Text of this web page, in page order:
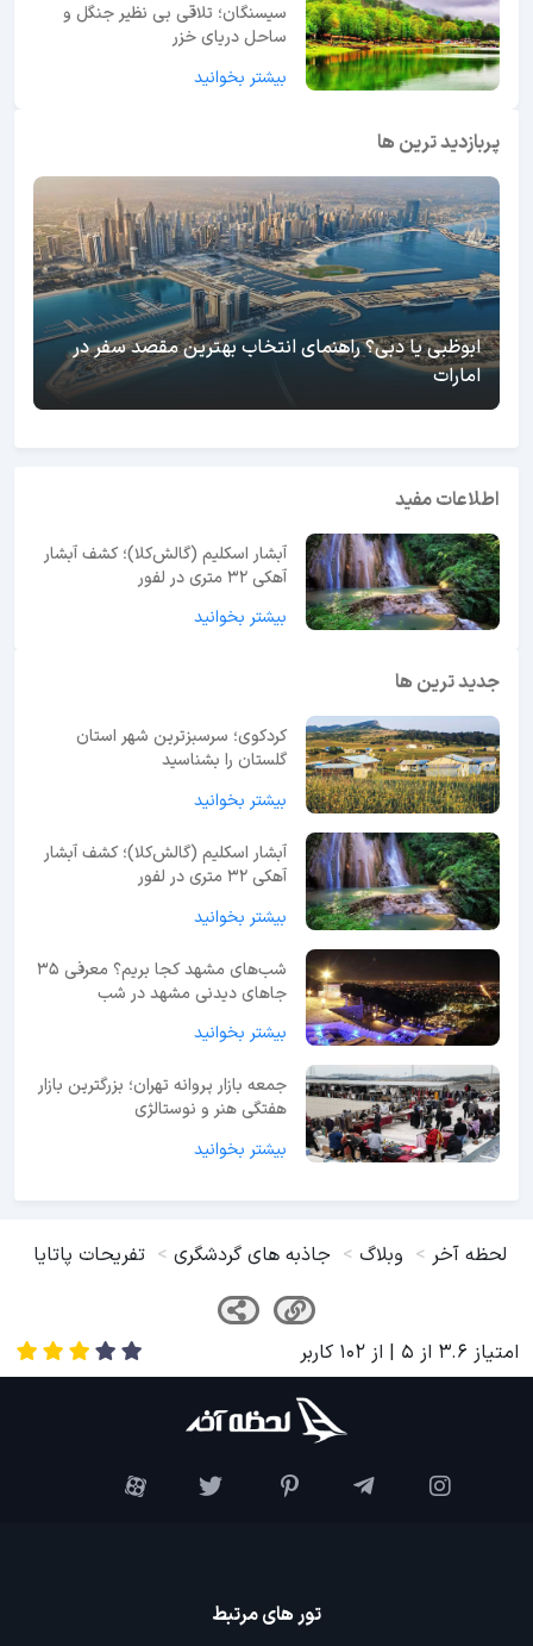
سیسنگان؛ تلاقی بی نظیر جنگل و
ساحل دریای خزر
بیشتر بخوانید
پربازدید ترین ها
ابوظبی یا دبی؟ راهنمای انتخاب بهترین مقصد سفر در
امارات
اطلاعات مفید
آبشار اسکلیم (گالش‌کلا)؛ کشف آبشار
آهکی ۳۲ متری در لفور
بیشتر بخوانید
جدید ترین ها
کردکوی؛ سرسبزترین شهر استان
گلستان را بشناسید
بیشتر بخوانید
آبشار اسکلیم (گالش‌کلا)؛ کشف آبشار
آهکی ۳۲ متری در لفور
بیشتر بخوانید
شب‌های مشهد کجا بریم؟ معرفی 35
جاهای دیدنی مشهد در شب
بیشتر بخوانید
جمعه بازار پروانه تهران؛ بزرگترین بازار
هفتگی هنر و نوستالژی
بیشتر بخوانید
لحظه آخر وبلاگ جاذبه های گردشگری تفریحات پاتایا
امتیاز 3.6 از 5 | از 102 کاربر
تور های مرتبط